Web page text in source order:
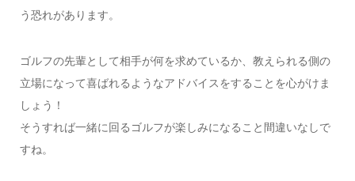
う恐れがあります。
ゴルフの先輩として相手が何を求めているか、教えられる側の
立場になって喜ばれるようなアドバイスをすることを心がけま
しょう！
そうすれば一緒に回るゴルフが楽しみになること間違いなしで
すね。